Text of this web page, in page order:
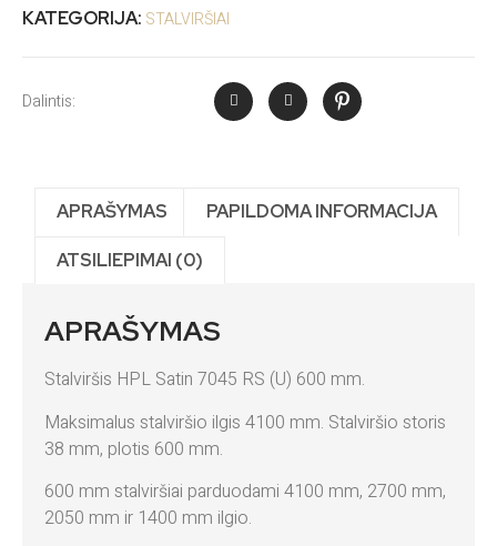
KATEGORIJA: STALVIRŠIAI
Dalintis:
APRAŠYMAS PAPILDOMA INFORMACIJA
ATSILIEPIMAI (0)
APRAŠYMAS
Stalviršis HPL Satin 7045 RS (U) 600 mm.
Maksimalus stalviršio ilgis 4100 mm. Stalviršio storis
38 mm, plotis 600 mm.
600 mm stalviršiai parduodami 4100 mm, 2700 mm,
2050 mm ir 1400 mm ilgio.